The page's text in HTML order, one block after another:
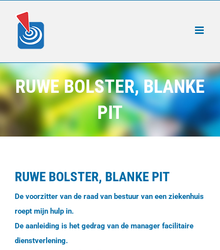
inhoud
RUWE BOLSTER, BLANKE
PIT
RUWE BOLSTER, BLANKE PIT
De voorzitter van de raad van bestuur van een ziekenhuis
roept mijn hulp in.
De aanleiding is het gedrag van de manager facilitaire
dienstverlening.